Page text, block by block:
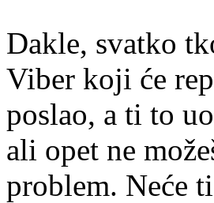
Dakle, svatko
Viber koji će
poslao, a ti to
ali opet ne
problem. Neće